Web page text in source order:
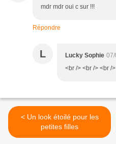
mdr mdr oui c sur !!!
Répondre
L Lucky Sophie
<br /> <br /> <br /
< Un look étoilé pour les
petites filles